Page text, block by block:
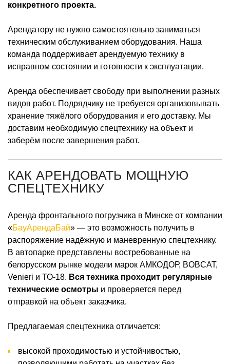
конкретного проекта.
Арендатору не нужно самостоятельно заниматься
техническим обслуживанием оборудования. Наша
команда поддерживает арендуемую технику в
исправном состоянии и готовности к эксплуатации.
Аренда обеспечивает свободу при выполнении разных
видов работ. Подрядчику не требуется организовывать
хранение тяжёлого оборудования и его доставку. Мы
доставим необходимую спецтехнику на объект и
заберём после завершения работ.
КАК АРЕНДОВАТЬ МОЩНУЮ
СПЕЦТЕХНИКУ
Аренда фронтального погрузчика в Минске от компании
«БауАрендаБай» — это возможность получить в
распоряжение надёжную и маневренную спецтехнику.
В автопарке представлены востребованные на
белорусском рынке модели марок АМКОДОР, BOBCAT,
Venieri и ТО-18. Вся техника проходит регулярные
технические осмотры и проверяется перед
отправкой на объект заказчика.
Предлагаемая спецтехника отличается:
высокой проходимостью и устойчивостью,